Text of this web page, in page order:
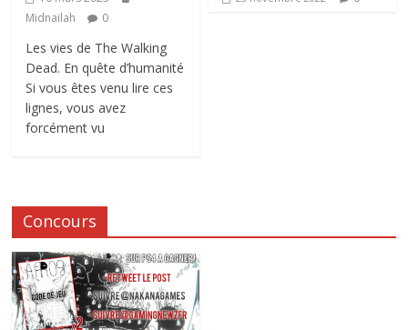
Midnailah
0
Les vies de The Walking
Dead. En quête d’humanité
Si vous êtes venu lire ces
lignes, vous avez
forcément vu
Concours